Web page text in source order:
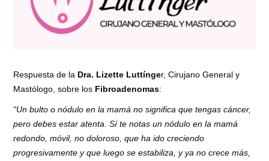
Respuesta de la Dra. Lizette Luttínger, Cirujano General y
Mastólogo, sobre los Fibroadenomas:
“Un bulto o nódulo en la mamá no significa que tengas cáncer,
pero debes estar atenta. Sí te notas un nódulo en la mamá
redondo, móvil, no doloroso, que ha ido creciendo
progresivamente y que luego se estabiliza, y ya no crece más,